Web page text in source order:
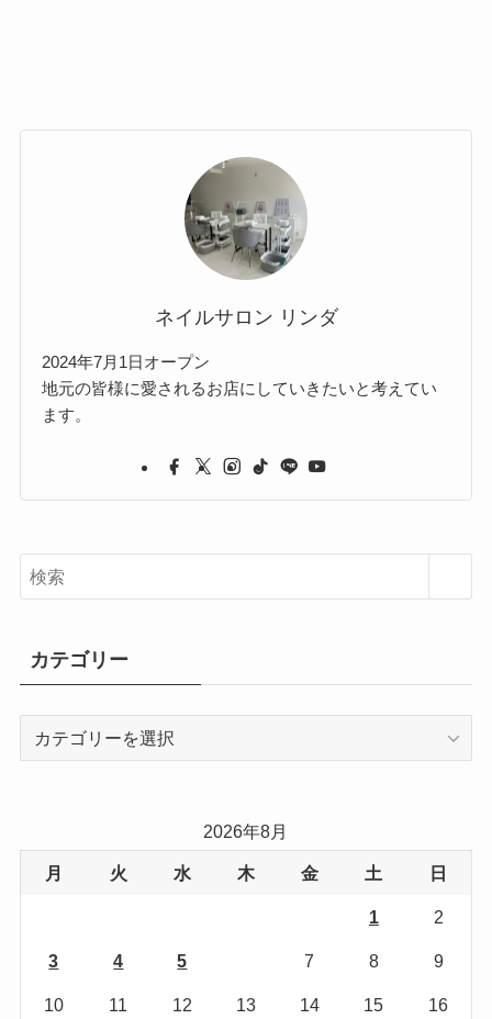
ネイルサロン リンダ
2024年7月1日オープン
地元の皆様に愛されるお店にしていきたいと考えてい
ます。
カテゴリー
2026年8月
月 火 水 木 金 土 日
1 2
3 4 5 7 8 9
10 11 12 13 14 15 16